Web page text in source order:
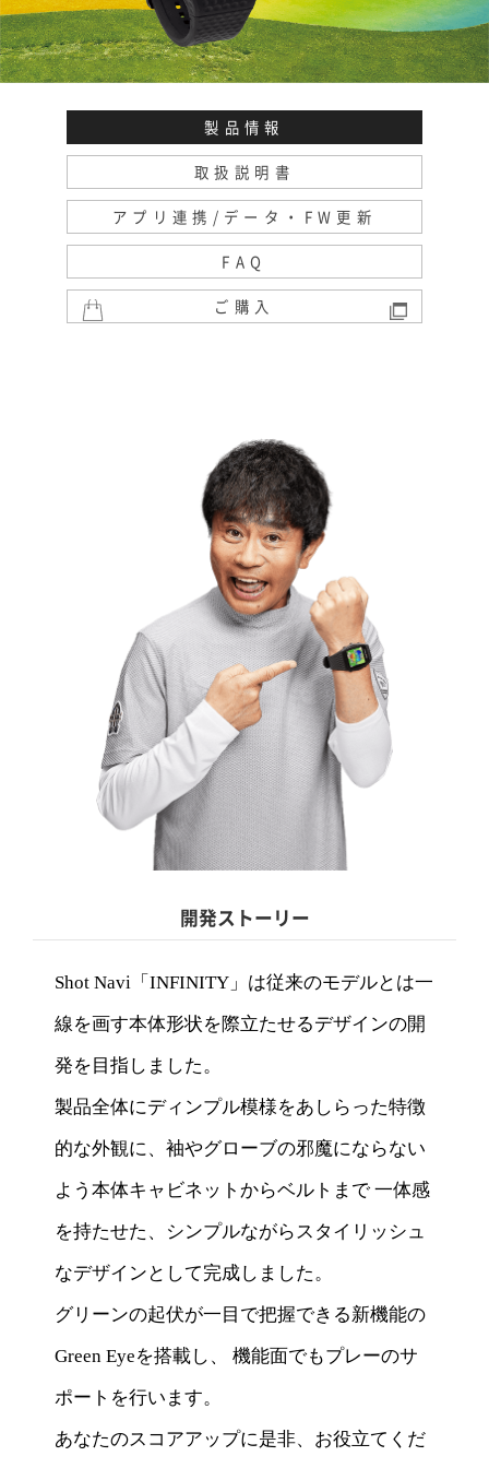
製品情報
取扱説明書
アプリ連携/データ・FW更新
FAQ
ご購入
開発ストーリー
Shot Navi「INFINITY」は従来のモデルとは一
線を画す本体形状を際立たせるデザインの開
発を目指しました。
製品全体にディンプル模様をあしらった特徴
的な外観に、袖やグローブの邪魔にならない
よう本体キャビネットからベルトまで 一体感
を持たせた、シンプルながらスタイリッシュ
なデザインとして完成しました。
グリーンの起伏が一目で把握できる新機能の
Green Eyeを搭載し、 機能面でもプレーのサ
ポートを行います。
あなたのスコアアップに是非、お役立てくだ